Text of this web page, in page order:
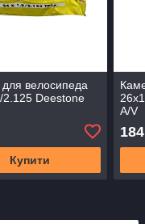
велосипеда
2.125 Deestone
Купити
A/V
184